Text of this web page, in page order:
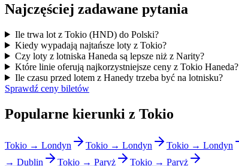
Najczęściej zadawane pytania
Ile trwa lot z Tokio (HND) do Polski?
Kiedy wypadają najtańsze loty z Tokio?
Czy loty z lotniska Haneda są lepsze niż z Narity?
Które linie oferują najkorzystniejsze ceny z Tokio Haneda?
Ile czasu przed lotem z Hanedy trzeba być na lotnisku?
Sprawdź ceny biletów
Popularne kierunki z Tokio
Tokio → Londyn Tokio → Londyn Tokio → Londyn
→ Dublin
Tokio → Paryż Tokio → Paryż